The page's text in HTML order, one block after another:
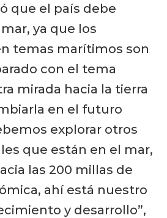
que el país debe
ya que los
temas marítimos son
con el tema
mirada hacia la tierra
en el futuro
explorar otros
que están en el mar,
las 200 millas de
ahí está nuestro
y desarrollo”,